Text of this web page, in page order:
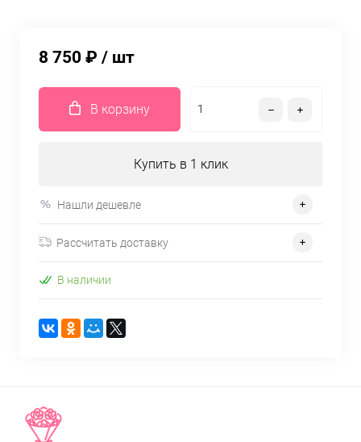
8 750 ₽ / шт
В корзину
Купить в 1 клик
Нашли дешевле
Рассчитать доставку
В наличии